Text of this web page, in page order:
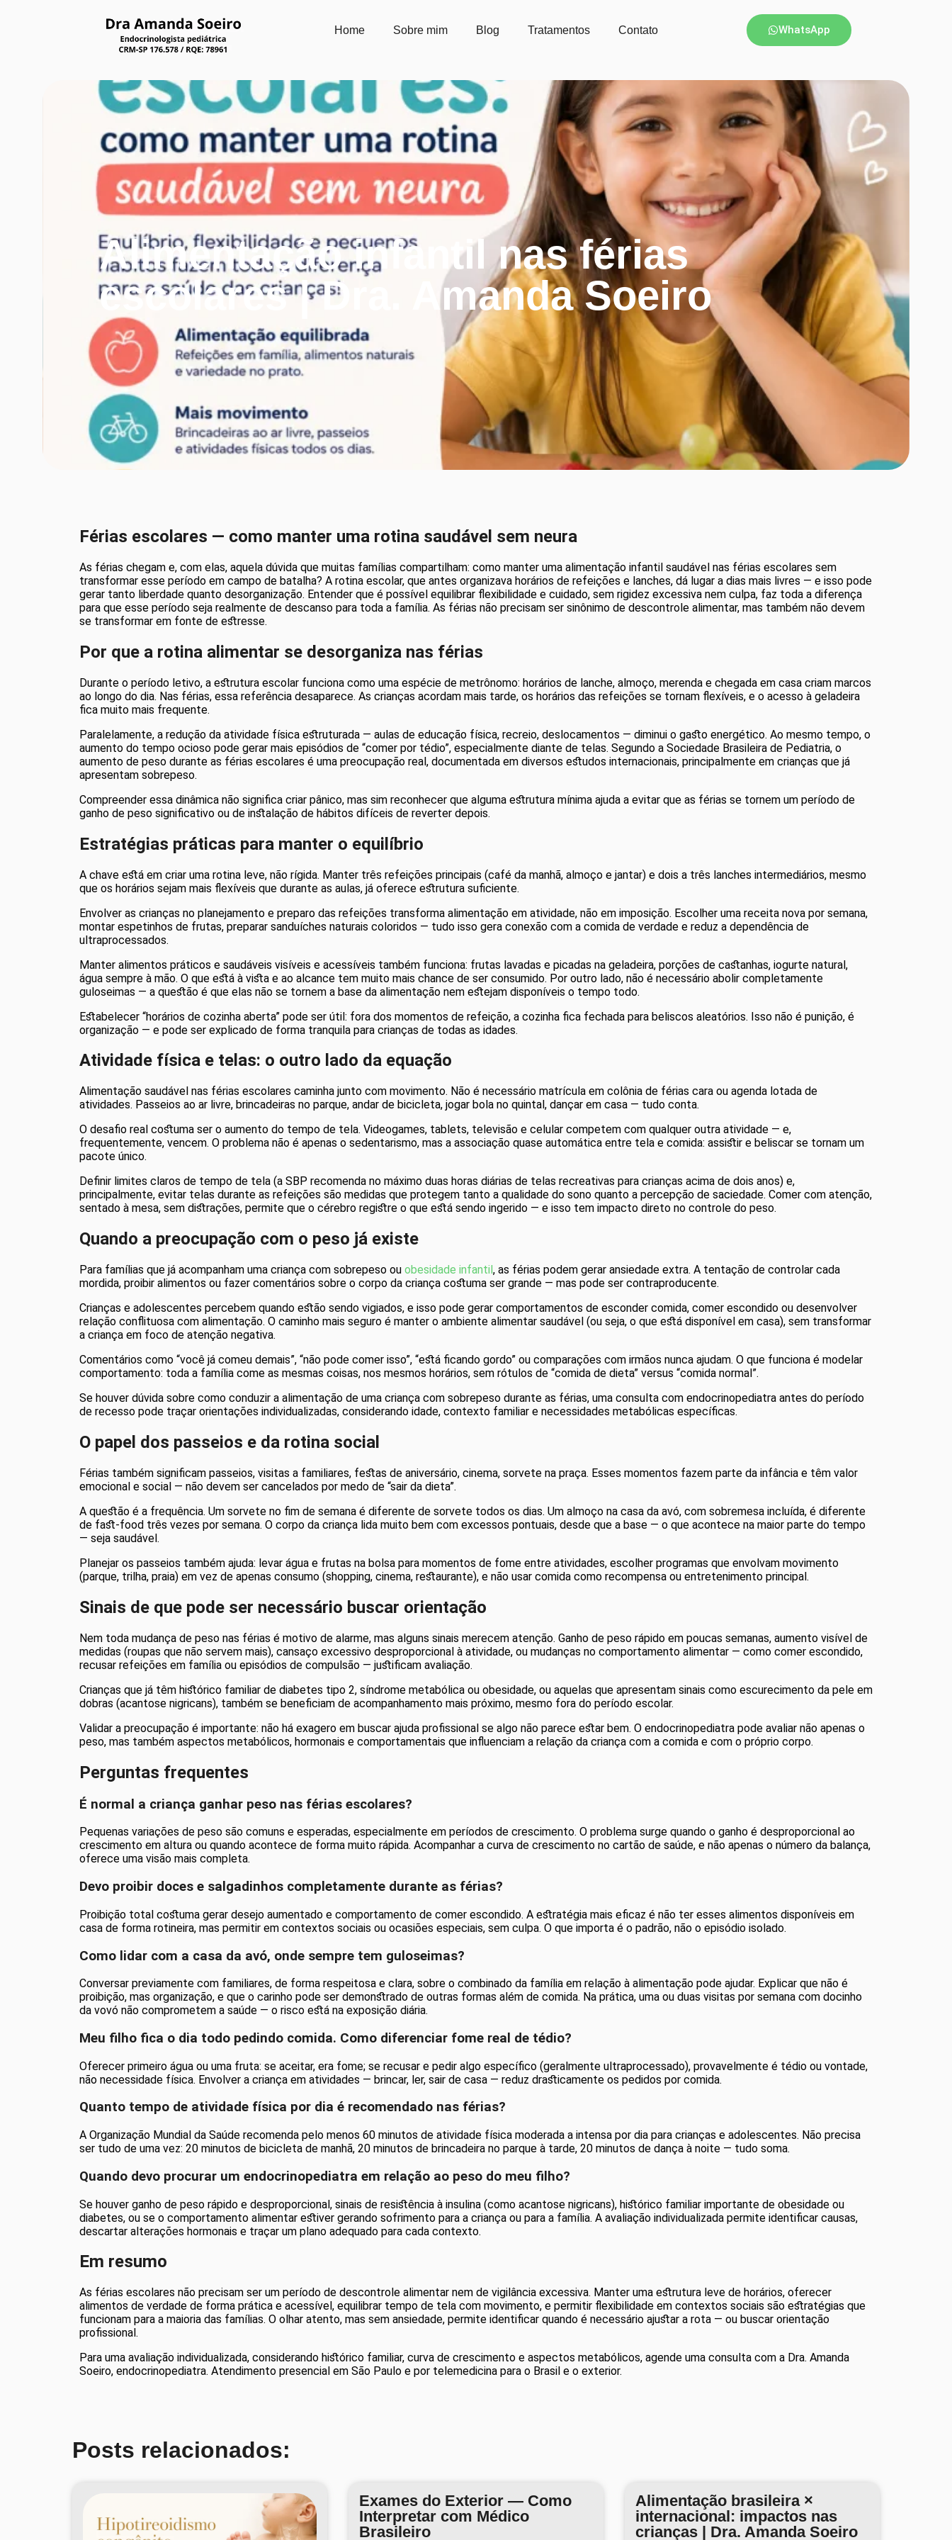
Home Sobre mim Blog Tratamentos Contato WhatsApp
Alimentação infantil nas férias
escolares | Dra. Amanda Soeiro
Férias escolares — como manter uma rotina saudável sem neura
As férias chegam e, com elas, aquela dúvida que muitas famílias compartilham: como manter uma alimentação infantil saudável nas férias escolares sem
transformar esse período em campo de batalha? A rotina escolar, que antes organizava horários de refeições e lanches, dá lugar a dias mais livres — e isso pode
gerar tanto liberdade quanto desorganização. Entender que é possível equilibrar flexibilidade e cuidado, sem rigidez excessiva nem culpa, faz toda a diferença
para que esse período seja realmente de descanso para toda a família. As férias não precisam ser sinônimo de descontrole alimentar, mas também não devem
se transformar em fonte de estresse.
Por que a rotina alimentar se desorganiza nas férias
Durante o período letivo, a estrutura escolar funciona como uma espécie de metrônomo: horários de lanche, almoço, merenda e chegada em casa criam marcos
ao longo do dia. Nas férias, essa referência desaparece. As crianças acordam mais tarde, os horários das refeições se tornam flexíveis, e o acesso à geladeira
fica muito mais frequente.
Paralelamente, a redução da atividade física estruturada — aulas de educação física, recreio, deslocamentos — diminui o gasto energético. Ao mesmo tempo, o
aumento do tempo ocioso pode gerar mais episódios de “comer por tédio”, especialmente diante de telas. Segundo a Sociedade Brasileira de Pediatria, o
aumento de peso durante as férias escolares é uma preocupação real, documentada em diversos estudos internacionais, principalmente em crianças que já
apresentam sobrepeso.
Compreender essa dinâmica não significa criar pânico, mas sim reconhecer que alguma estrutura mínima ajuda a evitar que as férias se tornem um período de
ganho de peso significativo ou de instalação de hábitos difíceis de reverter depois.
Estratégias práticas para manter o equilíbrio
A chave está em criar uma rotina leve, não rígida. Manter três refeições principais (café da manhã, almoço e jantar) e dois a três lanches intermediários, mesmo
que os horários sejam mais flexíveis que durante as aulas, já oferece estrutura suficiente.
Envolver as crianças no planejamento e preparo das refeições transforma alimentação em atividade, não em imposição. Escolher uma receita nova por semana,
montar espetinhos de frutas, preparar sanduíches naturais coloridos — tudo isso gera conexão com a comida de verdade e reduz a dependência de
ultraprocessados.
Manter alimentos práticos e saudáveis visíveis e acessíveis também funciona: frutas lavadas e picadas na geladeira, porções de castanhas, iogurte natural,
água sempre à mão. O que está à vista e ao alcance tem muito mais chance de ser consumido. Por outro lado, não é necessário abolir completamente
guloseimas — a questão é que elas não se tornem a base da alimentação nem estejam disponíveis o tempo todo.
Estabelecer “horários de cozinha aberta” pode ser útil: fora dos momentos de refeição, a cozinha fica fechada para beliscos aleatórios. Isso não é punição, é
organização — e pode ser explicado de forma tranquila para crianças de todas as idades.
Atividade física e telas: o outro lado da equação
Alimentação saudável nas férias escolares caminha junto com movimento. Não é necessário matrícula em colônia de férias cara ou agenda lotada de
atividades. Passeios ao ar livre, brincadeiras no parque, andar de bicicleta, jogar bola no quintal, dançar em casa — tudo conta.
O desafio real costuma ser o aumento do tempo de tela. Videogames, tablets, televisão e celular competem com qualquer outra atividade — e,
frequentemente, vencem. O problema não é apenas o sedentarismo, mas a associação quase automática entre tela e comida: assistir e beliscar se tornam um
pacote único.
Definir limites claros de tempo de tela (a SBP recomenda no máximo duas horas diárias de telas recreativas para crianças acima de dois anos) e,
principalmente, evitar telas durante as refeições são medidas que protegem tanto a qualidade do sono quanto a percepção de saciedade. Comer com atenção,
sentado à mesa, sem distrações, permite que o cérebro registre o que está sendo ingerido — e isso tem impacto direto no controle do peso.
Quando a preocupação com o peso já existe
Para famílias que já acompanham uma criança com sobrepeso ou obesidade infantil , as férias podem gerar ansiedade extra. A tentação de controlar cada
mordida, proibir alimentos ou fazer comentários sobre o corpo da criança costuma ser grande — mas pode ser contraproducente.
Crianças e adolescentes percebem quando estão sendo vigiados, e isso pode gerar comportamentos de esconder comida, comer escondido ou desenvolver
relação conflituosa com alimentação. O caminho mais seguro é manter o ambiente alimentar saudável (ou seja, o que está disponível em casa), sem transformar
a criança em foco de atenção negativa.
Comentários como “você já comeu demais”, “não pode comer isso”, “está ficando gordo” ou comparações com irmãos nunca ajudam. O que funciona é modelar
comportamento: toda a família come as mesmas coisas, nos mesmos horários, sem rótulos de “comida de dieta” versus “comida normal”.
Se houver dúvida sobre como conduzir a alimentação de uma criança com sobrepeso durante as férias, uma consulta com endocrinopediatra antes do período
de recesso pode traçar orientações individualizadas, considerando idade, contexto familiar e necessidades metabólicas específicas.
O papel dos passeios e da rotina social
Férias também significam passeios, visitas a familiares, festas de aniversário, cinema, sorvete na praça. Esses momentos fazem parte da infância e têm valor
emocional e social — não devem ser cancelados por medo de “sair da dieta”.
A questão é a frequência. Um sorvete no fim de semana é diferente de sorvete todos os dias. Um almoço na casa da avó, com sobremesa incluída, é diferente
de fast-food três vezes por semana. O corpo da criança lida muito bem com excessos pontuais, desde que a base — o que acontece na maior parte do tempo
— seja saudável.
Planejar os passeios também ajuda: levar água e frutas na bolsa para momentos de fome entre atividades, escolher programas que envolvam movimento
(parque, trilha, praia) em vez de apenas consumo (shopping, cinema, restaurante), e não usar comida como recompensa ou entretenimento principal.
Sinais de que pode ser necessário buscar orientação
Nem toda mudança de peso nas férias é motivo de alarme, mas alguns sinais merecem atenção. Ganho de peso rápido em poucas semanas, aumento visível de
medidas (roupas que não servem mais), cansaço excessivo desproporcional à atividade, ou mudanças no comportamento alimentar — como comer escondido,
recusar refeições em família ou episódios de compulsão — justificam avaliação.
Crianças que já têm histórico familiar de diabetes tipo 2, síndrome metabólica ou obesidade, ou aquelas que apresentam sinais como escurecimento da pele em
dobras (acantose nigricans), também se beneficiam de acompanhamento mais próximo, mesmo fora do período escolar.
Validar a preocupação é importante: não há exagero em buscar ajuda profissional se algo não parece estar bem. O endocrinopediatra pode avaliar não apenas o
peso, mas também aspectos metabólicos, hormonais e comportamentais que influenciam a relação da criança com a comida e com o próprio corpo.
Perguntas frequentes
É normal a criança ganhar peso nas férias escolares?
Pequenas variações de peso são comuns e esperadas, especialmente em períodos de crescimento. O problema surge quando o ganho é desproporcional ao
crescimento em altura ou quando acontece de forma muito rápida. Acompanhar a curva de crescimento no cartão de saúde, e não apenas o número da balança,
oferece uma visão mais completa.
Devo proibir doces e salgadinhos completamente durante as férias?
Proibição total costuma gerar desejo aumentado e comportamento de comer escondido. A estratégia mais eficaz é não ter esses alimentos disponíveis em
casa de forma rotineira, mas permitir em contextos sociais ou ocasiões especiais, sem culpa. O que importa é o padrão, não o episódio isolado.
Como lidar com a casa da avó, onde sempre tem guloseimas?
Conversar previamente com familiares, de forma respeitosa e clara, sobre o combinado da família em relação à alimentação pode ajudar. Explicar que não é
proibição, mas organização, e que o carinho pode ser demonstrado de outras formas além de comida. Na prática, uma ou duas visitas por semana com docinho
da vovó não comprometem a saúde — o risco está na exposição diária.
Meu filho fica o dia todo pedindo comida. Como diferenciar fome real de tédio?
Oferecer primeiro água ou uma fruta: se aceitar, era fome; se recusar e pedir algo específico (geralmente ultraprocessado), provavelmente é tédio ou vontade,
não necessidade física. Envolver a criança em atividades — brincar, ler, sair de casa — reduz drasticamente os pedidos por comida.
Quanto tempo de atividade física por dia é recomendado nas férias?
A Organização Mundial da Saúde recomenda pelo menos 60 minutos de atividade física moderada a intensa por dia para crianças e adolescentes. Não precisa
ser tudo de uma vez: 20 minutos de bicicleta de manhã, 20 minutos de brincadeira no parque à tarde, 20 minutos de dança à noite — tudo soma.
Quando devo procurar um endocrinopediatra em relação ao peso do meu filho?
Se houver ganho de peso rápido e desproporcional, sinais de resistência à insulina (como acantose nigricans), histórico familiar importante de obesidade ou
diabetes, ou se o comportamento alimentar estiver gerando sofrimento para a criança ou para a família. A avaliação individualizada permite identificar causas,
descartar alterações hormonais e traçar um plano adequado para cada contexto.
Em resumo
As férias escolares não precisam ser um período de descontrole alimentar nem de vigilância excessiva. Manter uma estrutura leve de horários, oferecer
alimentos de verdade de forma prática e acessível, equilibrar tempo de tela com movimento, e permitir flexibilidade em contextos sociais são estratégias que
funcionam para a maioria das famílias. O olhar atento, mas sem ansiedade, permite identificar quando é necessário ajustar a rota — ou buscar orientação
profissional.
Para uma avaliação individualizada, considerando histórico familiar, curva de crescimento e aspectos metabólicos, agende uma consulta com a Dra. Amanda
Soeiro, endocrinopediatra. Atendimento presencial em São Paulo e por telemedicina para o Brasil e o exterior.
Posts relacionados:
Exames do Exterior — Como
Interpretar com Médico
Brasileiro
Alimentação brasileira ×
internacional: impactos nas
crianças | Dra. Amanda Soeiro